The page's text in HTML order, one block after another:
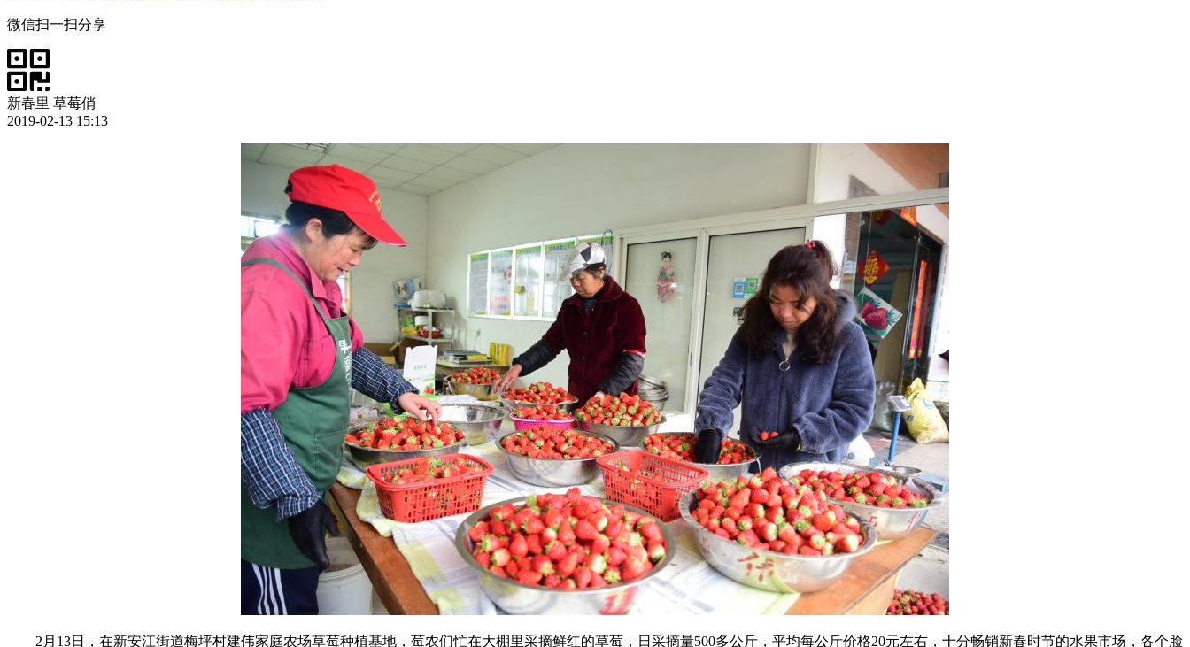
微信扫一扫分享
新春里 草莓俏
2019-02-13 15:13
2月13日，在新安江街道梅坪村建伟家庭农场草莓种植基地，莓农们忙在大棚里采摘鲜红的草莓，日采摘量500多公斤，平均每公斤价格20元左右，十分畅销新春时节的水果市场，各个脸